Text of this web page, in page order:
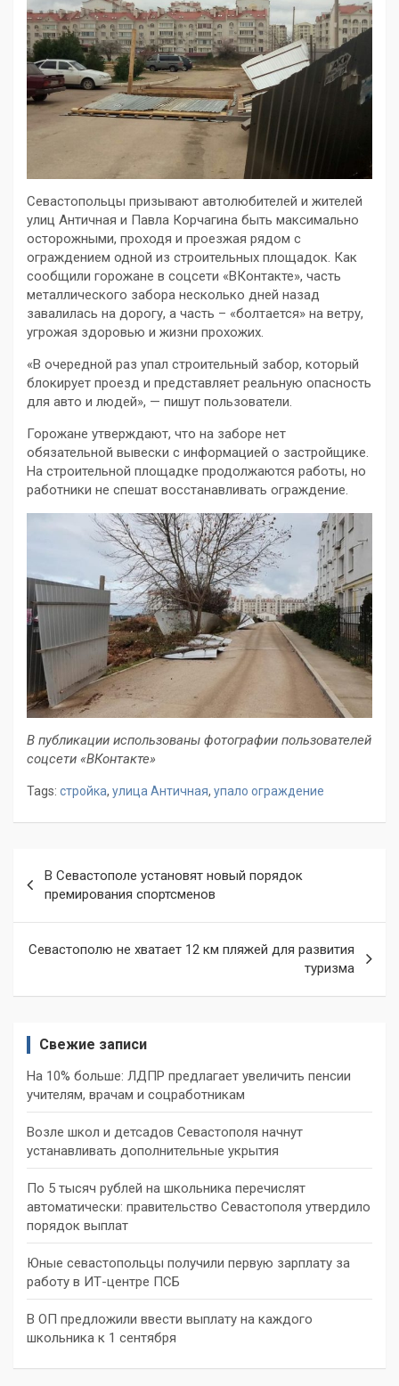
Севастопольцы призывают автолюбителей и жителей
улиц Античная и Павла Корчагина быть максимально
осторожными, проходя и проезжая рядом с
ограждением одной из строительных площадок. Как
сообщили горожане в соцсети «ВКонтакте», часть
металлического забора несколько дней назад
завалилась на дорогу, а часть – «болтается» на ветру,
угрожая здоровью и жизни прохожих.
«В очередной раз упал строительный забор, который
блокирует проезд и представляет реальную опасность
для авто и людей», — пишут пользователи.
Горожане утверждают, что на заборе нет
обязательной вывески с информацией о застройщике.
На строительной площадке продолжаются работы, но
работники не спешат восстанавливать ограждение.
В публикации использованы фотографии пользователей
соцсети «ВКонтакте»
Tags: стройка, улица Античная, упало ограждение
по
записям
В Севастополе установят новый порядок
премирования спортсменов
Севастополю не хватает 12 км пляжей для развития
туризма
Свежие записи
На 10% больше: ЛДПР предлагает увеличить пенсии
учителям, врачам и соцработникам
Возле школ и детсадов Севастополя начнут
устанавливать дополнительные укрытия
По 5 тысяч рублей на школьника перечислят
автоматически: правительство Севастополя утвердило
порядок выплат
Юные севастопольцы получили первую зарплату за
работу в ИТ-центре ПСБ
В ОП предложили ввести выплату на каждого
школьника к 1 сентября